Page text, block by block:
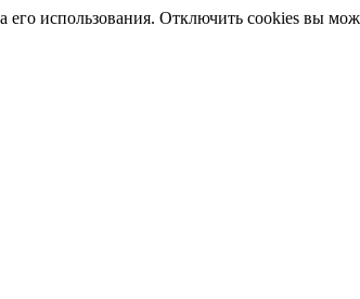
использования. Отключить cookies вы